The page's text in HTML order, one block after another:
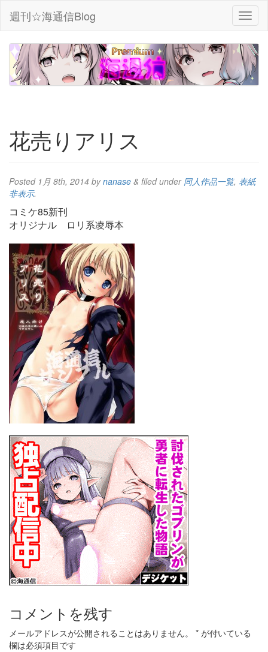
週刊☆海通信Blog
花売りアリス
Posted 1月 8th, 2014 bynanase & filed under 同人作品一覧, 表紙
非表示.
コミケ85新刊
オリジナル ロリ系凌辱本
コメントを残す
メールアドレスが公開されることはありません。 * が付いている
欄は必須項目です